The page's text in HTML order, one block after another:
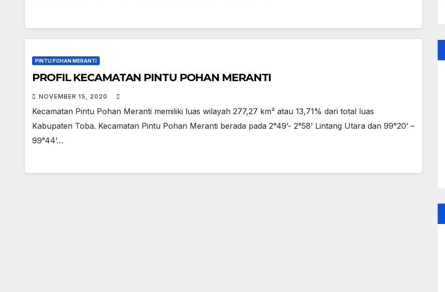
PINTU POHAN MERANTI
PROFIL KECAMATAN PINTU POHAN MERANTI
NOVEMBER 15, 2020
Kecamatan Pintu Pohan Meranti memiliki luas wilayah 277,27 km² atau 13,71% dari total luas
Kabupaten Toba. Kecamatan Pintu Pohan Meranti berada pada 2°49’- 2°58’ Lintang Utara dan 99°20’ –
99°44’…